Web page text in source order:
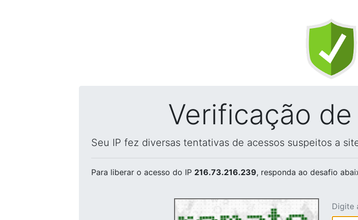
Verificação
Seu IP fez diversas tentativas de acessos suspeitos a
Para liberar o acesso do IP 216.73.216.239, responda ao desafio
Digite